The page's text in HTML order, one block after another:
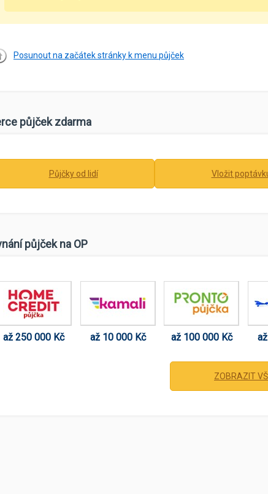
Posunout na začátek stránky k menu půjček
půjček zdarma
Půjčky od lidí Vložit
půjček na OP
až 250 000 Kč až 10 000 Kč až 100 000 Kč
ZOBRAZIT